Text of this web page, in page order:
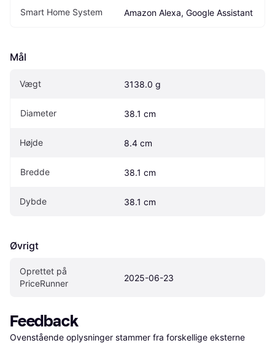
Smart Home System Amazon Alexa, Google Assistant
Mål
Vægt 3138.0 g
Diameter 38.1 cm
Højde 8.4 cm
Bredde 38.1 cm
Dybde 38.1 cm
Øvrigt
Oprettet på
PriceRunner
2025-06-23
Feedback
Ovenstående oplysninger stammer fra forskellige eksterne